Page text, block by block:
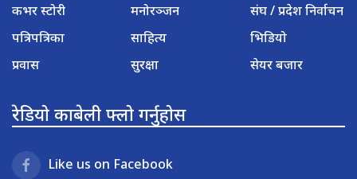
कभर स्टोरी
पत्रिपत्रिका
प्रवास
मनोरञ्जन
साहित्य
सुरक्षा
संघ / प्रदेश निर्वाचन
भिडियो
सेयर बजार
रेडियो काबेली फ्लो गर्नुहोस
Like us on Facebook